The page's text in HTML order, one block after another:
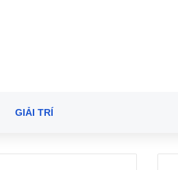
GIẢI TRÍ